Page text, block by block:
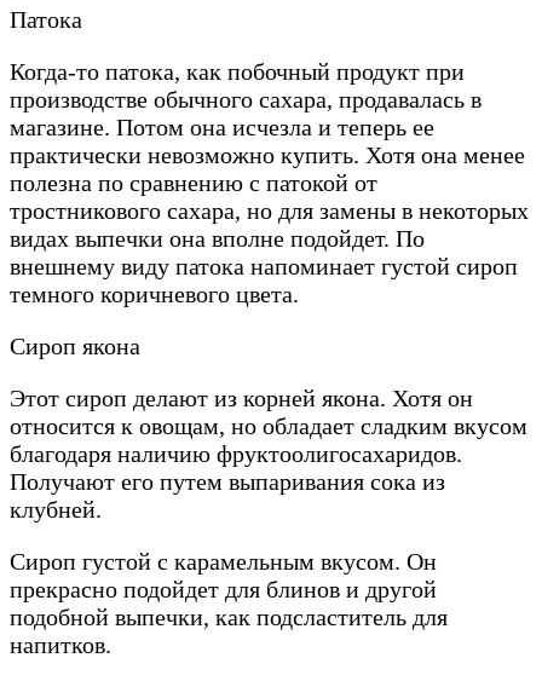
Патока
Когда-то патока, как побочный продукт при
производстве обычного сахара, продавалась в
магазине. Потом она исчезла и теперь ее
практически невозможно купить. Хотя она менее
полезна по сравнению с патокой от
тростникового сахара, но для замены в некоторых
видах выпечки она вполне подойдет. По
внешнему виду патока напоминает густой сироп
темного коричневого цвета.
Сироп якона
Этот сироп делают из корней якона. Хотя он
относится к овощам, но обладает сладким вкусом
благодаря наличию фруктоолигосахаридов.
Получают его путем выпаривания сока из
клубней.
Сироп густой с карамельным вкусом. Он
прекрасно подойдет для блинов и другой
подобной выпечки, как подсластитель для
напитков.